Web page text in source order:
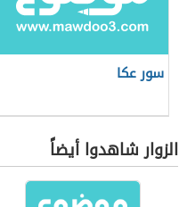
سور عكا
الزوار شاهدوا أيضاً